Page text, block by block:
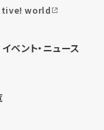
world
イベント・ニュース